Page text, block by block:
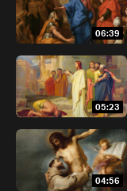
06:39
05:23
04:56